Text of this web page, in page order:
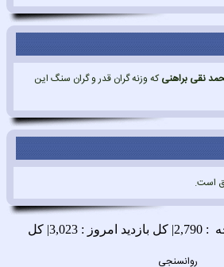
نقی براهنیکه وزنه گران قدر و گران سنگ این
است.
روانسنجی